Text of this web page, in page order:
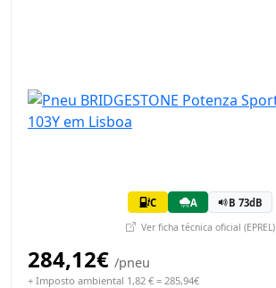
C A B 73dB
Ver ficha técnica oficial (EPREL)
284,12€ /pneu
+ Imposto ambiental 1,82 € = 285,94€